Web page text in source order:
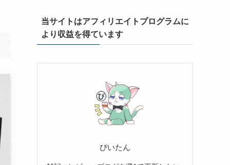
当サイトはアフィリエイトプログラムに
より収益を得ています
ぴいたん